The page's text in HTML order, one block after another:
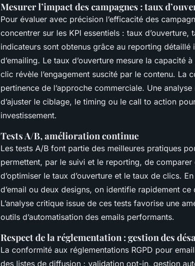
Mesurer l’impact des campagnes : taux
Pour évaluer avec précision l’efficacité des
concentrer sur les KPI essentiels : taux
indicateurs sont obtenus grâce au reporting détaillé
d’emailing. Le taux d’ouverture mesure la capacité
clic révèle l’engagement suscité par le contenu. La
pertinence de l’approche commerciale. Une
d’ajuster le ciblage, le timing ou le call to action
investissement.
Tests A/B, amélioration continue
Les tests A/B font partie des meilleures pratiques
permettent, par le suivi et le reporting, de comparer
d’optimiser le taux d’ouverture et le taux de clics.
d’email ou deux designs, on identifie rapidement
L’analyse critique issue de ces tests favorise une
outils d’automatisation des emails performants.
Respect de la réglementation : gestion des
La conformité aux réglementations RGPD pour
des listes de diffusion : validation opt-in, gestion